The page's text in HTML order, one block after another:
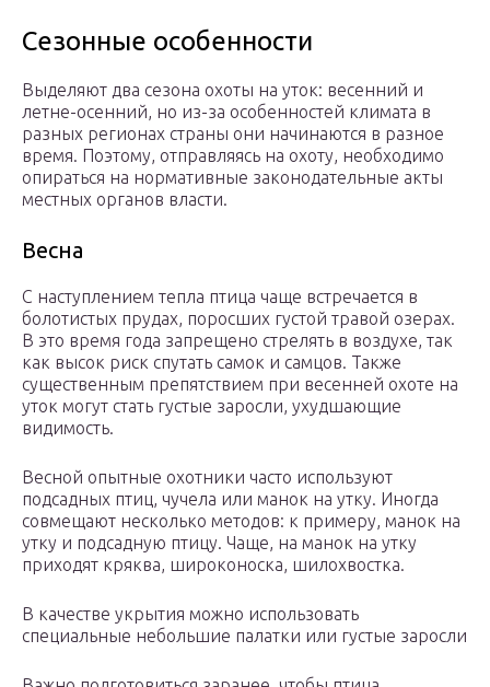
Сезонные особенности
Выделяют два сезона охоты на уток: весенний и
летне-осенний, но из-за особенностей климата в
разных регионах страны они начинаются в разное
время. Поэтому, отправляясь на охоту, необходимо
опираться на нормативные законодательные акты
местных органов власти.
Весна
С наступлением тепла птица чаще встречается в
болотистых прудах, поросших густой травой озерах.
В это время года запрещено стрелять в воздухе, так
как высок риск спутать самок и самцов. Также
существенным препятствием при весенней охоте на
уток могут стать густые заросли, ухудшающие
видимость.
Весной опытные охотники часто используют
подсадных птиц, чучела или манок на утку. Иногда
совмещают несколько методов: к примеру, манок на
утку и подсадную птицу. Чаще, на манок на утку
приходят кряква, широконоска, шилохвостка.
В качестве укрытия можно использовать
специальные небольшие палатки или густые заросли